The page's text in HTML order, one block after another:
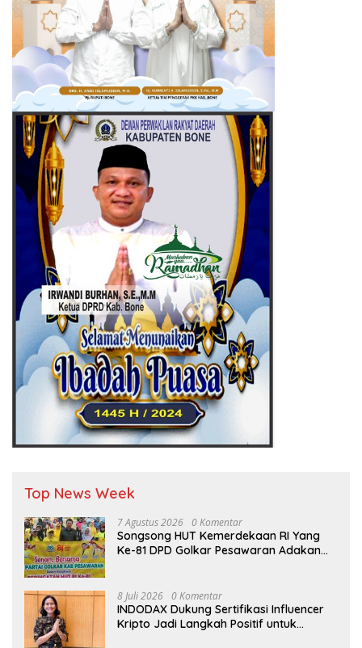
Top News Week
7 Agustus 2026 0 Komentar
Songsong HUT Kemerdekaan RI Yang
Ke-81 DPD Golkar Pesawaran Adakan
8 Juli 2026 0 Komentar
INDODAX Dukung Sertifikasi Influencer
Kripto Jadi Langkah Positif untuk